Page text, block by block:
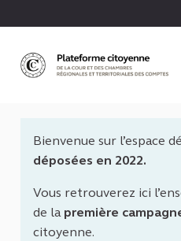
Bienvenue sur l’espace
déposées en 2022.
Vous retrouverez ici
de la première
citoyenne.